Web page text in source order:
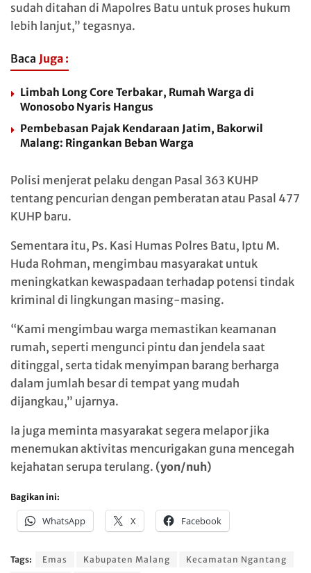
sudah ditahan di Mapolres Batu untuk proses hukum
lebih lanjut,” tegasnya.
Baca Juga :
Limbah Long Core Terbakar, Rumah Warga di
Wonosobo Nyaris Hangus
Pembebasan Pajak Kendaraan Jatim, Bakorwil
Malang: Ringankan Beban Warga
Polisi menjerat pelaku dengan Pasal 363 KUHP
tentang pencurian dengan pemberatan atau Pasal 477
KUHP baru.
Sementara itu, Ps. Kasi Humas Polres Batu, Iptu M.
Huda Rohman, mengimbau masyarakat untuk
meningkatkan kewaspadaan terhadap potensi tindak
kriminal di lingkungan masing-masing.
“Kami mengimbau warga memastikan keamanan
rumah, seperti mengunci pintu dan jendela saat
ditinggal, serta tidak menyimpan barang berharga
dalam jumlah besar di tempat yang mudah
dijangkau,” ujarnya.
Ia juga meminta masyarakat segera melapor jika
menemukan aktivitas mencurigakan guna mencegah
kejahatan serupa terulang. (yon/nuh)
Bagikan ini:
WhatsApp X Facebook
Tags: Emas Kabupaten Malang Kecamatan Ngantang